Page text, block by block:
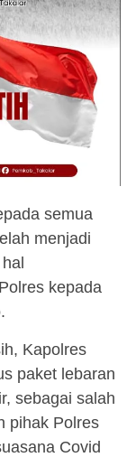
semua
menjadi
kepada
Kapolres
paket lebaran
sebagai salah
pihak Polres
Covid